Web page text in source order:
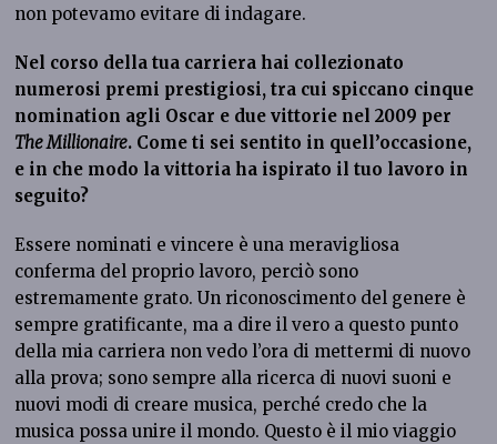
non potevamo evitare di indagare.
Nel corso della tua carriera hai collezionato
numerosi premi prestigiosi, tra cui spiccano cinque
nomination agli Oscar e due vittorie nel 2009 per
The Millionaire. Come ti sei sentito in quell’occasione,
e in che modo la vittoria ha ispirato il tuo lavoro in
seguito?
Essere nominati e vincere è una meravigliosa
conferma del proprio lavoro, perciò sono
estremamente grato. Un riconoscimento del genere è
sempre gratificante, ma a dire il vero a questo punto
della mia carriera non vedo l’ora di mettermi di nuovo
alla prova; sono sempre alla ricerca di nuovi suoni e
nuovi modi di creare musica, perché credo che la
musica possa unire il mondo. Questo è il mio viaggio